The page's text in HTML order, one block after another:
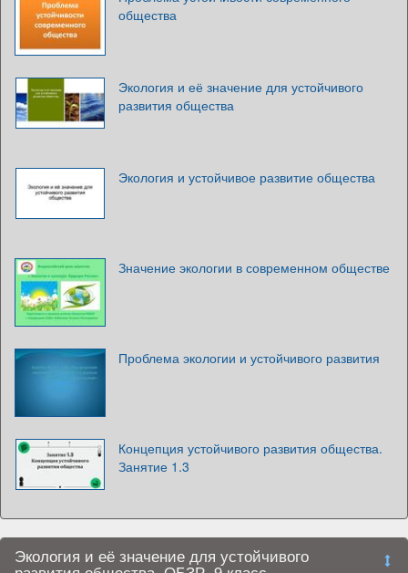
общества
Экология и её значение для устойчивого
развития общества
Экология и устойчивое развитие общества
Значение экологии в современном обществе
Проблема экологии и устойчивого развития
Концепция устойчивого развития общества.
Занятие 1.3
Экология и её значение для устойчивого